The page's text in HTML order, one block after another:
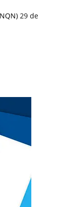
29 de